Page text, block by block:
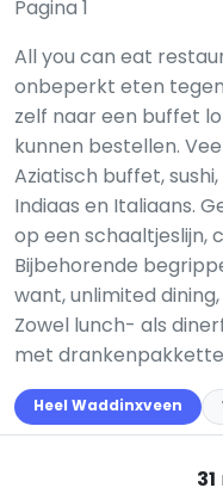
Pagina 1
All you can eat
onbeperkt eten
zelf naar een buffet
kunnen bestellen.
Aziatisch buffet,
Indiaas en Italiaans.
op een schaaltjeslijn,
Bijbehorende
want, unlimited
Zowel lunch- als
met
Heel Waddinxveen
31